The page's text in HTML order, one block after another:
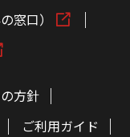
窓口）
方針
ご利用ガイド